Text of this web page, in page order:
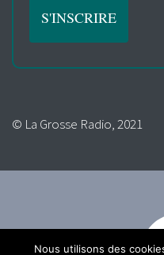
© La Grosse Radio, 2021
Nous utilisons des